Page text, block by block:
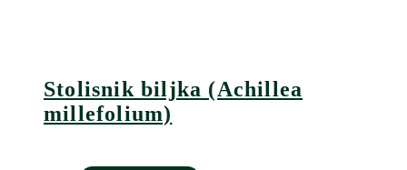
Stolisnik biljka (Achillea
millefolium)